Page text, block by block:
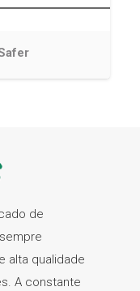
de
alta qualidade
A constante